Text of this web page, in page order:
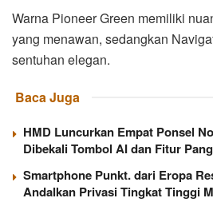
Warna Pioneer Green memiliki
yang menawan, sedangkan
sentuhan elegan.
Baca Juga
HMD Luncurkan Empat Ponsel
Dibekali Tombol AI dan Fitur
Smartphone Punkt. dari Eropa
Andalkan Privasi Tingkat Tinggi